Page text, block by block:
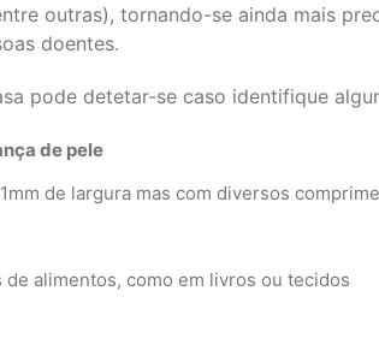
outras), tornando-se ainda mais
doentes.
pode detetar-se caso identifique
de pele
de largura mas com diversos
de alimentos, como em livros ou tecidos